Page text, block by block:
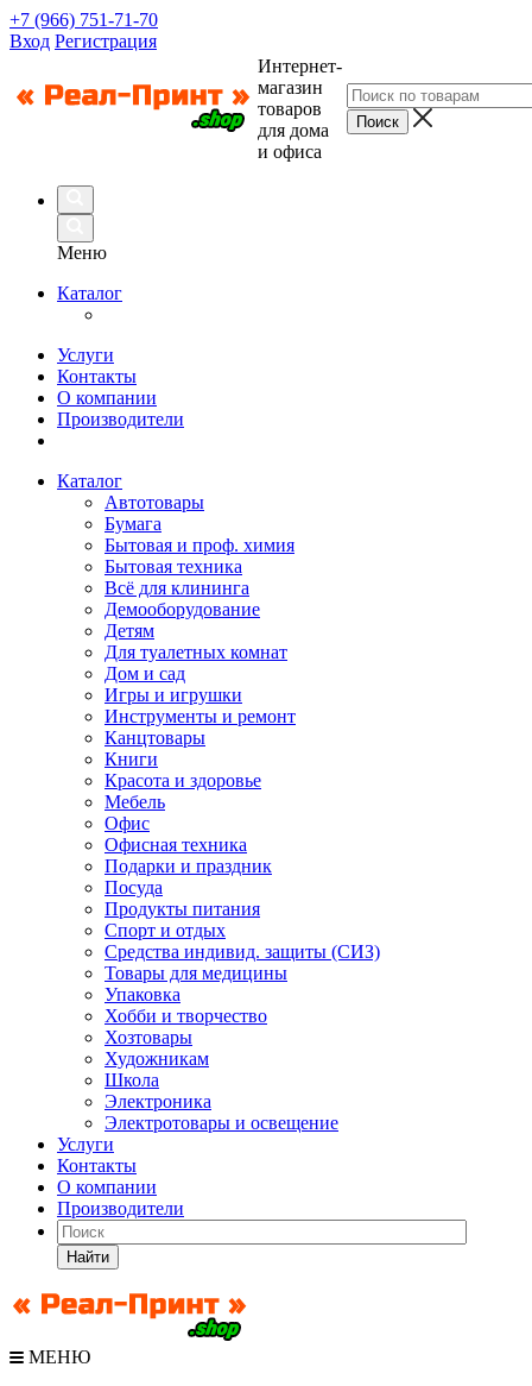
+7 (966) 751-71-70
Вход Регистрация
Интернет-
магазин
товаров
для дома
и офиса
Меню
Каталог
Услуги
Контакты
О компании
Производители
Каталог
Автотовары
Бумага
Бытовая и проф. химия
Бытовая техника
Всё для клининга
Демооборудование
Детям
Для туалетных комнат
Дом и сад
Игры и игрушки
Инструменты и ремонт
Канцтовары
Книги
Красота и здоровье
Мебель
Офис
Офисная техника
Подарки и праздник
Посуда
Продукты питания
Спорт и отдых
Средства индивид. защиты (СИЗ)
Товары для медицины
Упаковка
Хобби и творчество
Хозтовары
Художникам
Школа
Электроника
Электротовары и освещение
Услуги
Контакты
О компании
Производители
Найти
МЕНЮ